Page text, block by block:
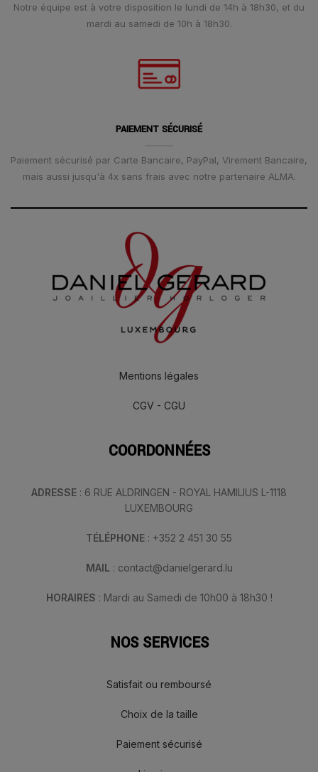
Notre équipe est à votre disposition le lundi de 14h à 18h30, et du
mardi au samedi de 10h à 18h30.
PAIEMENT SÉCURISÉ
Paiement sécurisé par Carte Bancaire, PayPal, Virement Bancaire,
mais aussi jusqu'à 4x sans frais avec notre partenaire ALMA.
Mentions légales
CGV - CGU
COORDONNÉES
ADRESSE : 6 RUE ALDRINGEN - ROYAL HAMILIUS L-1118
LUXEMBOURG
TÉLÉPHONE : +352 2 451 30 55
MAIL : contact@danielgerard.lu
HORAIRES : Mardi au Samedi de 10h00 à 18h30 !
NOS SERVICES
Satisfait ou remboursé
Choix de la taille
Paiement sécurisé